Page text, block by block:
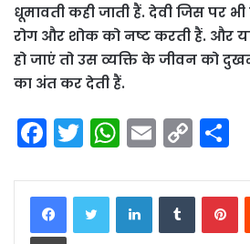
धूमावती कही जाती हैं. देवी जिस पर
रोग और शोक को नष्ट करती हैं. और
हो जाएं तो उस व्यक्ति के जीवन को
का अंत कर देती हैं.
F
c
e
T
itt
er
W
a
ts
E
ai
l
C
p
y e
LinkedInTumblr
Print